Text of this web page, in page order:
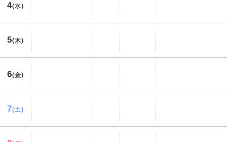
4(水)
5(木)
6(金)
7(土)